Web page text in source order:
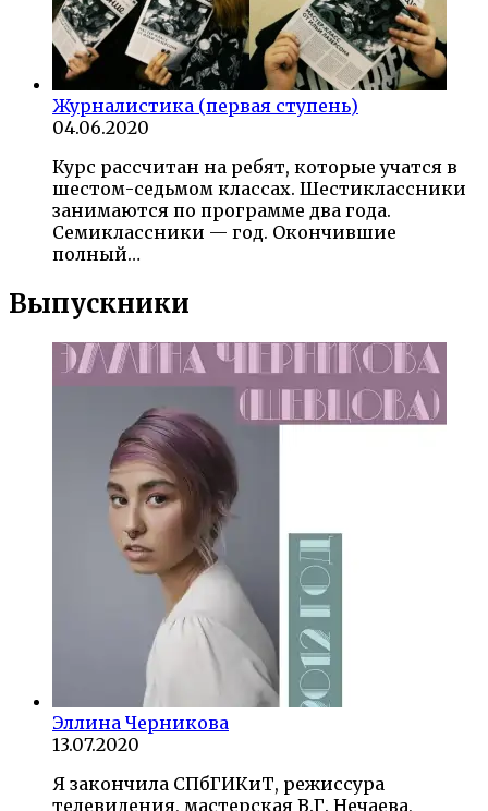
Журналистика (первая ступень)
04.06.2020
Курс рассчитан на ребят, которые учатся в
шестом-седьмом классах. Шестиклассники
занимаются по программе два года.
Семиклассники — год. Окончившие
полный…
Выпускники
Эллина Черникова
13.07.2020
Я закончила СПбГИКиТ, режиссура
телевидения, мастерская В.Г. Нечаева,